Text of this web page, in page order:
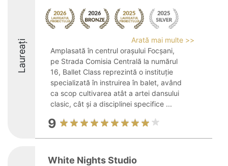
Laureați
Arată mai multe >>
Amplasată în centrul orașului Focșani,
pe Strada Comisia Centrală la numărul
16, Ballet Class reprezintă o instituție
specializată în instruirea în balet, având
ca scop cultivarea atât a artei dansului
clasic, cât și a disciplinei specifice ...
9
White Nights Studio